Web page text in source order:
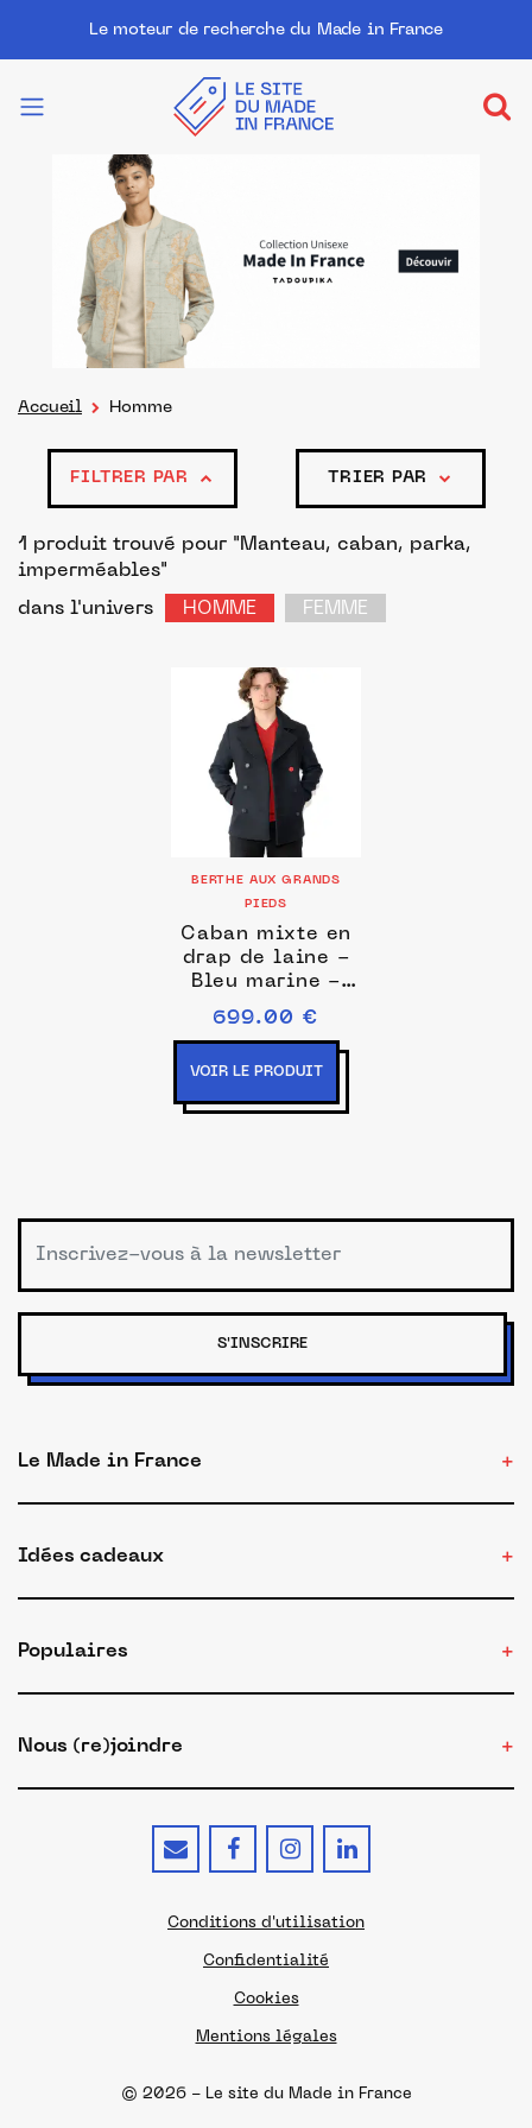
Le moteur de recherche du Made in France
Accueil Homme
FILTRER PAR TRIER PAR
1 produit trouvé pour "Manteau, caban, parka,
imperméables"
dans l'univers
HOMME FEMME
BERTHE AUX GRANDS
PIEDS
Caban mixte en
drap de laine -
Bleu marine -
Made in France -
Berthe Aux
699.00 €
VOIR LE PRODUIT
S'INSCRIRE
Le Made in France
Idées cadeaux
Populaires
Nous (re)joindre
© 2026 - Le site du Made in France
Conditions d'utilisation
Confidentialité
Cookies
Mentions légales